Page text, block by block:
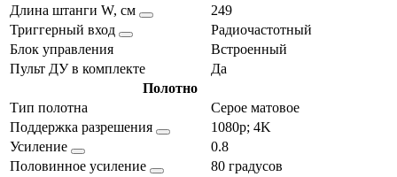
Длина штанги W, см
249
Триггерный вход
Радиочастотный
Блок управления
Встроенный
Пульт ДУ в комплекте
Да
Полотно
Тип полотна
Серое матовое
Поддержка разрешения
1080p; 4K
Усиление
0.8
Половинное усиление
80 градусов